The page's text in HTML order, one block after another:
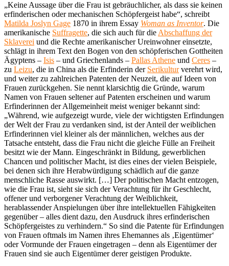
„Keine Aussage über die Frau ist gebräuchlicher, als dass sie keinen
erfinderischen oder mechanischen Schöpfergeist habe“, schreibt
Matilda Joslyn Gage 1870 in ihrem Essay Woman as Inventor. Die
amerikanische Suffragette, die sich auch für die Abschaffung der
Sklaverei und die Rechte amerikanischer Ureinwohner einsetzte,
schlägt in ihrem Text den Bogen von den schöpferischen Gottheiten
Ägyptens – Isis – und Griechenlands – Pallas Athene und Ceres –
zu Leizu, die in China als die Erfinderin der Serikulturverehrt wird,
und weiter zu zahlreichen Patenten der Neuzeit, die auf Ideen von
Frauen zurückgehen. Sie nennt klarsichtig die Gründe, warum
Namen von Frauen seltener auf Patenten erscheinen und warum
Erfinderinnen der Allgemeinheit meist weniger bekannt sind:
„Während, wie aufgezeigt wurde, viele der wichtigsten Erfindungen
der Welt der Frau zu verdanken sind, ist der Anteil der weiblichen
Erfinderinnen viel kleiner als der männlichen, welches aus der
Tatsache entsteht, dass die Frau nicht die gleiche Fülle an Freiheit
besitzt wie der Mann. Eingeschränkt in Bildung, gewerblichen
Chancen und politischer Macht, ist dies eines der vielen Beispiele,
bei denen sich ihre Herabwürdigung schädlich auf die ganze
menschliche Rasse auswirkt. […] Der politischen Macht entzogen,
wie die Frau ist, sieht sie sich der Verachtung für ihr Geschlecht,
offener und verborgener Verachtung der Weiblichkeit,
herablassender Anspielungen über ihre intellektuellen Fähigkeiten
gegenüber – alles dient dazu, den Ausdruck ihres erfinderischen
Schöpfergeistes zu verhindern.“ So sind die Patente für Erfindungen
von Frauen oftmals im Namen ihres Ehemannes als ‚Eigentümer‘
oder Vormunde der Frauen eingetragen – denn als Eigentümer der
Frauen sind sie auch Eigentümer derer geistigen Produkte.